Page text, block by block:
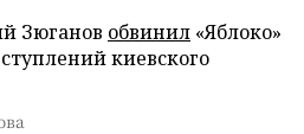
Зюганов обвинил «Яблоко»
киевского